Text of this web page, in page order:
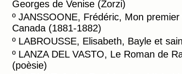
Georges de Venise (Zorzi)
º JANSSOONE, Frédéric, Mon
Canada (1881-1882)
º LABROUSSE, Elisabeth, Bayle et
º LANZA DEL VASTO, Le Roman de
(poèsie)